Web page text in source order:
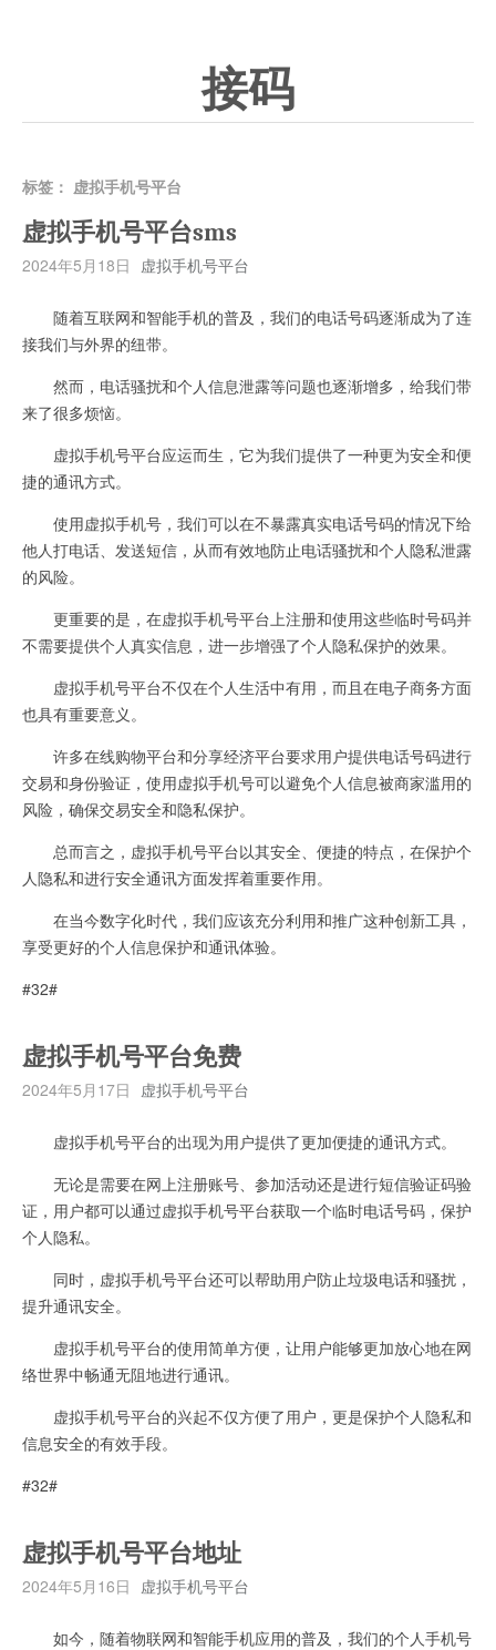
接码
标签： 虚拟手机号平台
虚拟手机号平台sms
2024年5月18日 虚拟手机号平台
随着互联网和智能手机的普及，我们的电话号码逐渐成为了连
接我们与外界的纽带。
然而，电话骚扰和个人信息泄露等问题也逐渐增多，给我们带
来了很多烦恼。
虚拟手机号平台应运而生，它为我们提供了一种更为安全和便
捷的通讯方式。
使用虚拟手机号，我们可以在不暴露真实电话号码的情况下给
他人打电话、发送短信，从而有效地防止电话骚扰和个人隐私泄露
的风险。
更重要的是，在虚拟手机号平台上注册和使用这些临时号码并
不需要提供个人真实信息，进一步增强了个人隐私保护的效果。
虚拟手机号平台不仅在个人生活中有用，而且在电子商务方面
也具有重要意义。
许多在线购物平台和分享经济平台要求用户提供电话号码进行
交易和身份验证，使用虚拟手机号可以避免个人信息被商家滥用的
风险，确保交易安全和隐私保护。
总而言之，虚拟手机号平台以其安全、便捷的特点，在保护个
人隐私和进行安全通讯方面发挥着重要作用。
在当今数字化时代，我们应该充分利用和推广这种创新工具，
享受更好的个人信息保护和通讯体验。
#32#
虚拟手机号平台免费
2024年5月17日 虚拟手机号平台
虚拟手机号平台的出现为用户提供了更加便捷的通讯方式。
无论是需要在网上注册账号、参加活动还是进行短信验证码验
证，用户都可以通过虚拟手机号平台获取一个临时电话号码，保护
个人隐私。
同时，虚拟手机号平台还可以帮助用户防止垃圾电话和骚扰，
提升通讯安全。
虚拟手机号平台的使用简单方便，让用户能够更加放心地在网
络世界中畅通无阻地进行通讯。
虚拟手机号平台的兴起不仅方便了用户，更是保护个人隐私和
信息安全的有效手段。
#32#
虚拟手机号平台地址
2024年5月16日 虚拟手机号平台
如今，随着物联网和智能手机应用的普及，我们的个人手机号